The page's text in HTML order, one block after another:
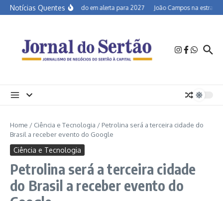
Ir para o conteúdo
Notícias QuentesSemiárido em alerta para 2027 João Campos na estrada
Home / Ciência e Tecnologia / Petrolina será a terceira cidade do
Brasil a receber evento do Google
Ciência e Tecnologia
Petrolina será a terceira cidade
do Brasil a receber evento do